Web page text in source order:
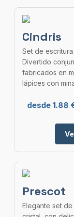
Cindris
Set de
Divertido
fabricados en
lápices con
desde 1.88
Prescot
Elegante set